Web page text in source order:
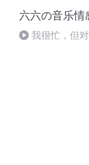
六六の音乐情
我很忙，但